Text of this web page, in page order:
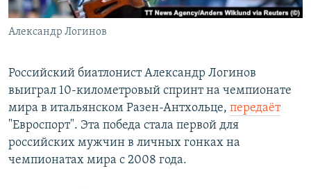
Все сайты РСЕ/РС
Александр Логинов
Российский биатлонист Александр Логинов
выиграл 10-километровый спринт на чемпионате
мира в итальянском Разен-Антхольце, передаёт
"Евроспорт". Эта победа стала первой для
российских мужчин в личных гонках на
чемпионатах мира с 2008 года.